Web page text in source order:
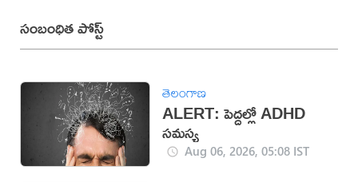
సంబంధిత పోస్ట్
తెలంగాణ
ALERT: పెద్దల్లో ADHD
సమస్య
Aug 06, 2026, 05:08 IST